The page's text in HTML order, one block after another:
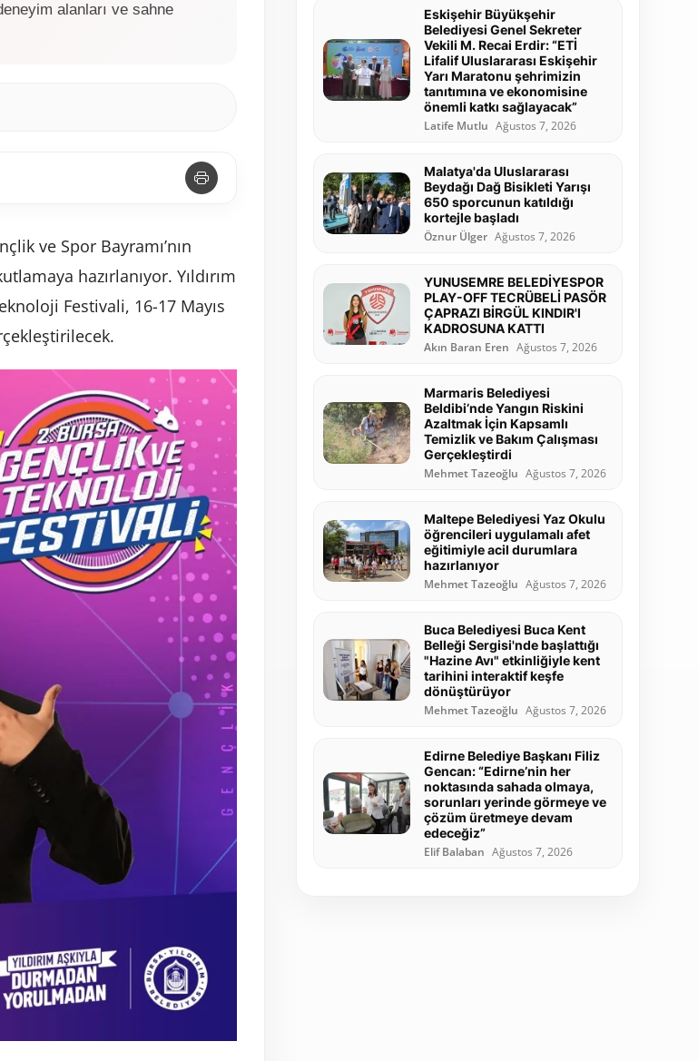
alanları ve sahne
ve Spor Bayramı’nın
hazırlanıyor. Yıldırım
Festivali, 16-17 Mayıs
Eskişehir Büyükşehir
Belediyesi Genel Sekreter
Vekili M. Recai Erdir: “ETİ
Lifalif Uluslararası Eskişehir
Yarı Maratonu şehrimizin
tanıtımına ve ekonomisine
önemli katkı sağlayacak”
Latife Mutlu Ağustos 7, 2026
Malatya'da Uluslararası
Beydağı Dağ Bisikleti Yarışı
650 sporcunun katıldığı
kortejle başladı
Öznur Ülger Ağustos 7, 2026
YUNUSEMRE BELEDİYESPOR
PLAY-OFF TECRÜBELİ PASÖR
ÇAPRAZI BİRGÜL KINDIR'I
KADROSUNA KATTI
Akın Baran Eren Ağustos 7, 2026
Marmaris Belediyesi
Beldibi’nde Yangın Riskini
Azaltmak İçin Kapsamlı
Temizlik ve Bakım Çalışması
Gerçekleştirdi
Mehmet Tazeoğlu Ağustos 7, 2026
Maltepe Belediyesi Yaz Okulu
öğrencileri uygulamalı afet
eğitimiyle acil durumlara
hazırlanıyor
Mehmet Tazeoğlu Ağustos 7, 2026
Buca Belediyesi Buca Kent
Belleği Sergisi'nde başlattığı
"Hazine Avı" etkinliğiyle kent
tarihini interaktif keşfe
dönüştürüyor
Mehmet Tazeoğlu Ağustos 7, 2026
Edirne Belediye Başkanı Filiz
Gencan: “Edirne’nin her
noktasında sahada olmaya,
sorunları yerinde görmeye ve
çözüm üretmeye devam
edeceğiz”
Elif Balaban Ağustos 7, 2026